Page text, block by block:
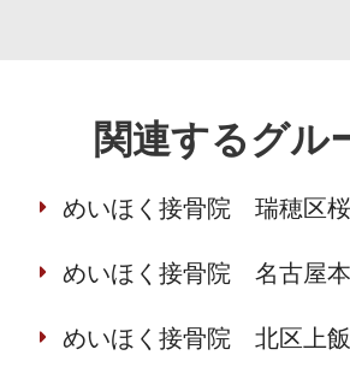
関連するグル
めいほく接骨院 瑞穂区
めいほく接骨院 名古屋
めいほく接骨院 北区上